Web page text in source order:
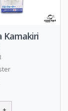
Kamakiri